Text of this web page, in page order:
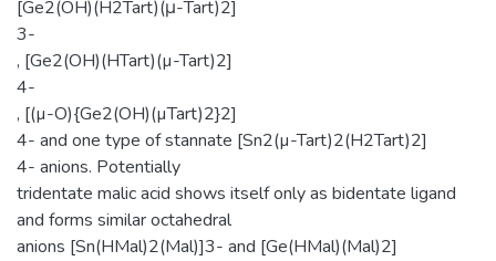
[Ge2(OH)(H2Tart)(μ-Tart)2]
3-
, [Ge2(OH)(HTart)(µ-Tart)2]
4-
, [(µ-O){Ge2(OH)(µTart)2}2]
4- and one type of stannate [Sn2(µ-Tart)2(Н2Tart)2]
4- anions. Potentially
tridentate malic acid shows itself only as bidentate ligand
and forms similar octahedral
anions [Sn(HMal)2(Mal)]3- and [Ge(HMal)(Mal)2]